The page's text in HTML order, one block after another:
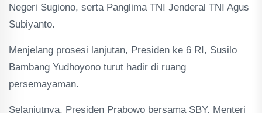
Negeri Sugiono, serta Panglima TNI Jenderal TNI Agus
Subiyanto.
Menjelang prosesi lanjutan, Presiden ke 6 RI, Susilo
Bambang Yudhoyono turut hadir di ruang
persemayaman.
Selanjutnya, Presiden Prabowo bersama SBY, Menteri